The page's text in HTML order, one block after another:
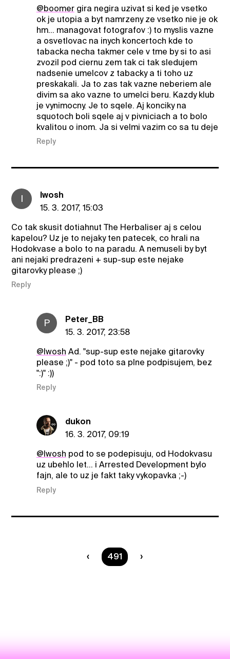
@boomergira negira uzivat si ked je vsetko
ok je utopia a byt namrzeny ze vsetko nie je ok
hm... managovat fotografov :) to myslis vazne
a osvetlovac na inych koncertoch kde to
tabacka necha takmer cele v tme by si to asi
zvozil pod ciernu zem tak ci tak sledujem
nadsenie umelcov z tabacky a ti toho uz
preskakali. Ja to zas tak vazne neberiem ale
divim sa ako vazne to umelci beru. Kazdy klub
je vynimocny. Je to sqele. Aj konciky na
squotoch boli sqele aj v pivniciach a to bolo
kvalitou o inom. Ja si velmi vazim co sa tu deje
Reply
I
Iwosh
15. 3. 2017, 15:03
Co tak skusit dotiahnut The Herbaliser aj s celou
kapelou? Uz je to nejaky ten patecek, co hrali na
Hodokvase a bolo to na paradu. A nemuseli by byt
ani nejaki predrazeni + sup-sup este nejake
gitarovky please ;)
Reply
P
Peter_BB
15. 3. 2017, 23:58
@Iwosh Ad. "sup-sup este nejake gitarovky
please ;)" - pod toto sa plne podpisujem, bez
":)" :))
Reply
dukon
16. 3. 2017, 09:19
@Iwosh pod to se podepisuju, od Hodokvasu
uz ubehlo let... i Arrested Development bylo
fajn, ale to uz je fakt taky vykopavka ;-)
Reply
You are on page
491